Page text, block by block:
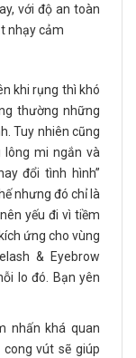
với độ an toàn
nhạy cảm
khi rụng thì khó
thường những
Tuy nhiên cũng
mi ngắn và
đổi tình hình”
nhưng đó chỉ là
yếu đi vì tiềm
ứng cho vùng
& Eyebrow
lo đó. Bạn yên
nhấn khá quan
vút sẽ giúp